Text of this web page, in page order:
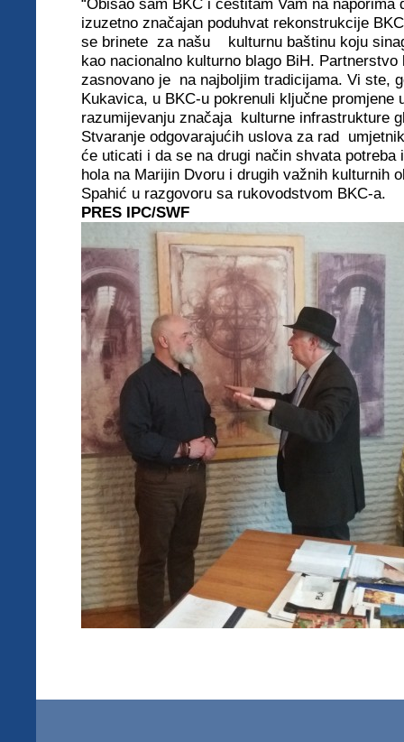
“Obišao sam BKC i čestitam Vam na naporima
izuzetno značajan poduhvat rekonstrukcije
se brinete za našu kulturnu baštinu koju
kao nacionalno kulturno blago BiH.
zasnovano je na najboljim tradicijama. Vi ste,
Kukavica, u BKC-u pokrenuli ključne promjene
razumijevanju značaja kulturne infrastrukture
Stvaranje odgovarajućih uslova za rad
će uticati i da se na drugi način shvata potreba
hola na Marijin Dvoru i drugih važnih kulturnih
Spahić u razgovoru sa rukovodstvom BKC-a.
PRES IPC/SWF